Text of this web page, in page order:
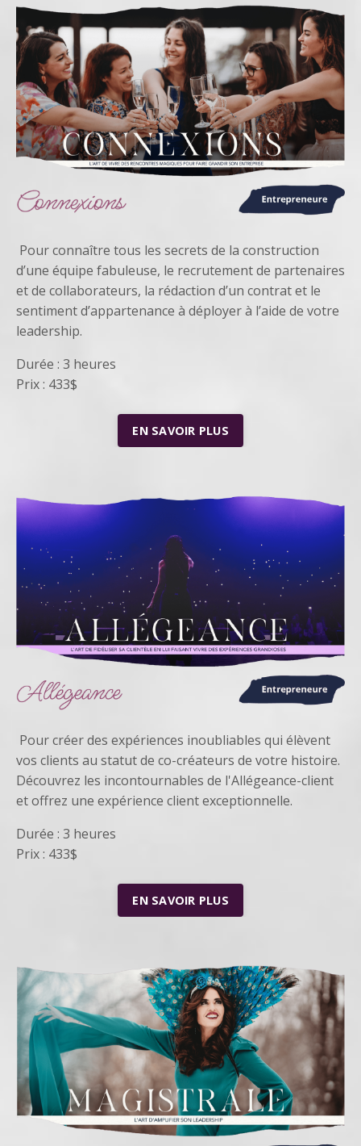
Pour connaître tous les secrets de la construction
d’une équipe fabuleuse, le recrutement de partenaires
et de collaborateurs, la rédaction d’un contrat et le
sentiment d’appartenance à déployer à l’aide de votre
leadership.
Durée : 3 heures
Prix : 433$
EN SAVOIR PLUS
Pourcréer des expériences inoubliables qui élèvent
vos clients au statut de co-créateurs de votre histoire.
Découvrez les incontournables de l'Allégeance-client
et offrez une expérience client exceptionnelle.
Durée : 3 heures
Prix : 433$
EN SAVOIR PLUS